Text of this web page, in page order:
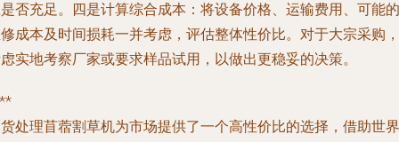
否充足。四是计算综合成本：将设备价格、运输费用、可能的
成本及时间损耗一并考虑，评估整体性价比。对于大宗采购，
实地考察厂家或要求样品试用，以做出更稳妥的决策。
处理苜蓿割草机为市场提供了一个高性价比的选择，借助世界